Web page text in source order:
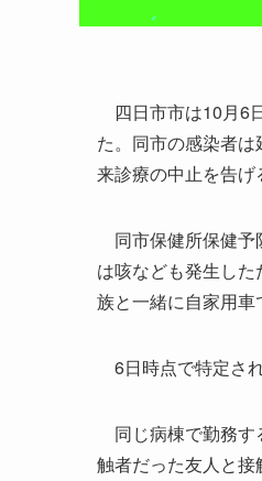
四日市市は10月6
た。同市の感染者
来診療の中止を告げ
同市保健所保健予
は咳なども発生し
族と一緒に自家用車
6日時点で特定さ
同じ病棟で勤務す
触者だった友人と